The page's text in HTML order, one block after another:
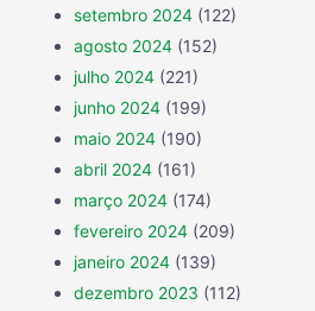
setembro 2024 (122)
agosto 2024 (152)
julho 2024 (221)
junho 2024 (199)
maio 2024 (190)
abril 2024 (161)
março 2024 (174)
fevereiro 2024 (209)
janeiro 2024 (139)
dezembro 2023 (112)